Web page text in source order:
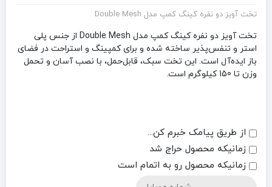
تخت آویز دو نفره کینگ کمپ مدل Double Mesh
تخت آویز دو نفره کینگ کمپ مدل Double Mesh از جنس پلی
استر و تنفس‌پذیر ساخته شده و برای کمپینگ و استراحت در فضای
باز ایده‌آل است. این تخت سبک، قابل‌حمل، با نصب آسان و تحمل
وزن تا 150 کیلوگرم است.
از طریق پیامک خبرم کن...
زمانیکه محصول حراج شد
زمانیکه محصول رو به اتمام است